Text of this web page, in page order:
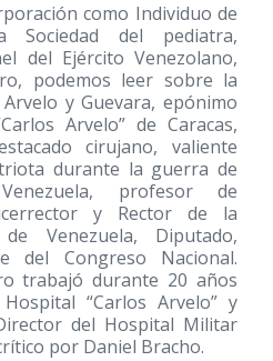
como Individuo de
Sociedad del pediatra,
del Ejército Venezolano,
podemos leer sobre la
y Guevara, epónimo
Arvelo” de Caracas,
cirujano, valiente
durante la guerra de
profesor de
y Rector de la
Venezuela, Diputado,
del Congreso Nacional.
trabajó durante 20 años
“Carlos Arvelo” y
del Hospital Militar
por Daniel Bracho.